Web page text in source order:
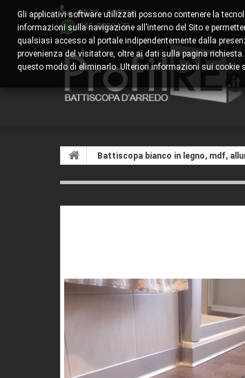
0522 - 578310
345.8829473
Battiscopa bianco in legno, mdf,
Gli applicativi software utilizzati possono contenere la
informazioni sulla navigazione all’interno del Sito e
qualsiasi accesso al portale indipendentemente dalla
provenienza del visitatore, oltre ai dati sulla pagina
questo modo di eliminarlo. Ulteriori informazioni sui cookie